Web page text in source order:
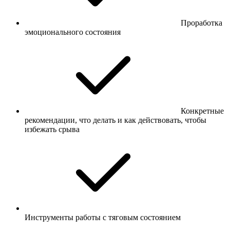
Проработка
эмоционального состояния
Конкретные
рекомендации, что делать и как действовать, чтобы
избежать срыва
Инструменты работы с тяговым состоянием